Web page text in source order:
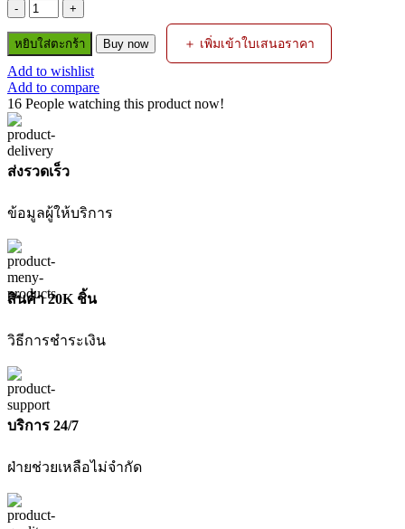
จำนวน
OSUKA
เครื่อง
เป่า
ใบไม้
สาย
ถ่าน
OCLB446-
พร้อม
แท่น
ชาร์จ+อุปกรณ์
ชิ้น
หยิบใส่ตะกร้า Buy now ＋ เพิ่มเข้าใบเสนอราคา
Add to wishlist
Add to compare
16 People watching this product now!
ส่งรวดเร็ว
ข้อมูลผู้ให้บริการ
สินค้า 20K ชิ้น
วิธีการชำระเงิน
บริการ 24/7
ฝ่ายช่วยเหลือไม่จำกัด